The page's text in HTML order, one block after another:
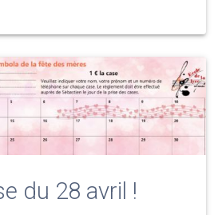
du 28 avril !